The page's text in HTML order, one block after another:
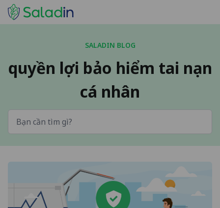
SALADIN BLOG
quyền lợi bảo hiểm tai nạn
cá nhân